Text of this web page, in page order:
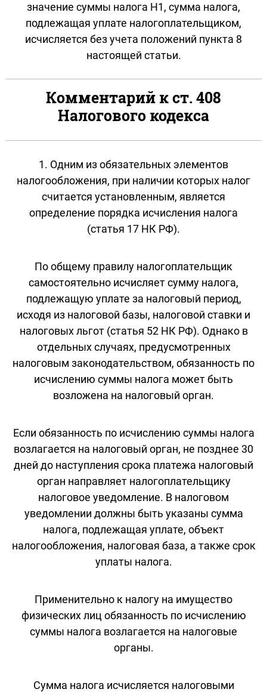
значение суммы налога Н1, сумма налога,
подлежащая уплате налогоплательщиком,
исчисляется без учета положений пункта 8
настоящей статьи.
Комментарий к ст. 408
Налогового кодекса
1. Одним из обязательных элементов
налогообложения, при наличии которых налог
считается установленным, является
определение порядка исчисления налога
(статья 17 НК РФ).
По общему правилу налогоплательщик
самостоятельно исчисляет сумму налога,
подлежащую уплате за налоговый период,
исходя из налоговой базы, налоговой ставки и
налоговых льгот (статья 52 НК РФ). Однако в
отдельных случаях, предусмотренных
налоговым законодательством, обязанность по
исчислению суммы налога может быть
возложена на налоговый орган.
Если обязанность по исчислению суммы налога
возлагается на налоговый орган, не позднее 30
дней до наступления срока платежа налоговый
орган направляет налогоплательщику
налоговое уведомление. В налоговом
уведомлении должны быть указаны сумма
налога, подлежащая уплате, объект
налогообложения, налоговая база, а также срок
уплаты налога.
Применительно к налогу на имущество
физических лиц обязанность по исчислению
суммы налога возлагается на налоговые
органы.
Сумма налога исчисляется налоговыми